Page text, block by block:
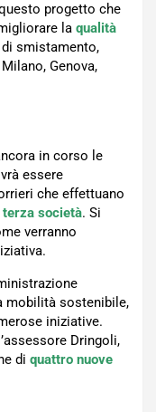
progetto che
la qualità
di smistamento,
Genova,
in corso le
essere
che effettuano
terza società. Si
verranno
mobilità sostenibile,
iniziative.
Dringoli,
di quattro nuove